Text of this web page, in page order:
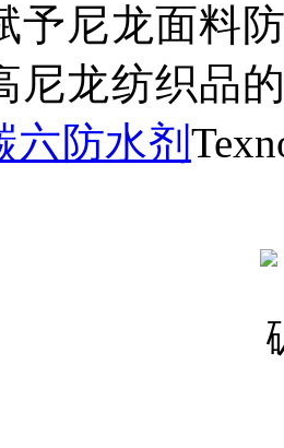
予尼龙面料
尼龙纺织品
六防水剂